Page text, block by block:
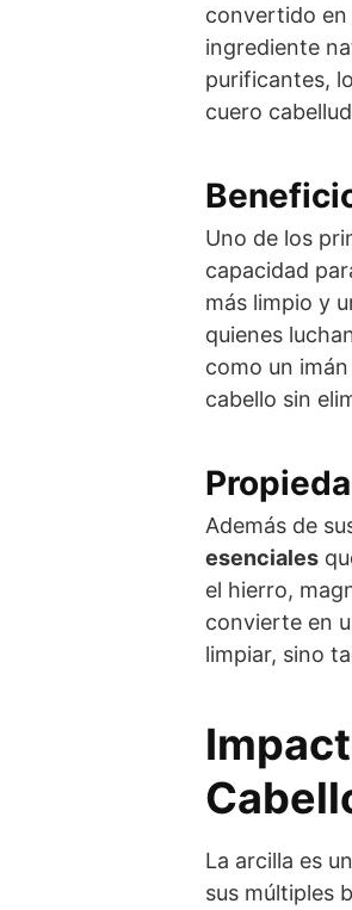
convertido en
ingrediente
purificantes,
cuero
Uno de los
capacidad
más limpio y
quienes
como un
cabello sin
Además de
esenciales
el hierro,
convierte en
limpiar, sino
La arcilla es
sus múltiples